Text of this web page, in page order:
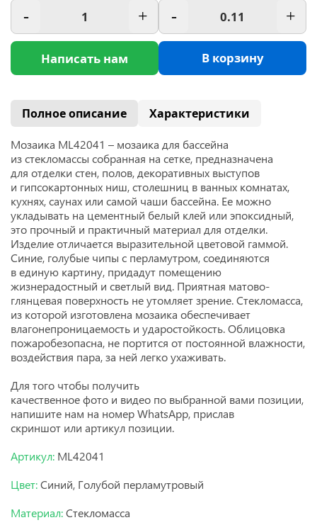
- +
Написать нам
- +
В корзину
Полное описание Характеристики
Мозаика ML42041 – мозаика для бассейна
из стекломассы собранная на сетке, предназначена
для отделки стен, полов, декоративных выступов
и гипсокартонных ниш, столешниц в ванных комнатах,
кухнях, саунах или самой чаши бассейна. Ее можно
укладывать на цементный белый клей или эпоксидный,
это прочный и практичный материал для отделки.
Изделие отличается выразительной цветовой гаммой.
Синие, голубые чипы с перламутром, соединяются
в единую картину, придадут помещению
жизнерадостный и светлый вид. Приятная матово-
глянцевая поверхность не утомляет зрение. Стекломасса,
из которой изготовлена мозаика обеспечивает
влагонепроницаемость и ударостойкость. Облицовка
пожаробезопасна, не портится от постоянной влажности,
воздействия пара, за ней легко ухаживать.
Для того чтобы получить
качественноефото и видео по выбранной вами позиции,
напишите нам на номерWhatsApp, прислав
скриншот или артикул позиции.
Артикул: ML42041
Цвет:Синий, Голубой перламутровый
Материал:Стекломасса